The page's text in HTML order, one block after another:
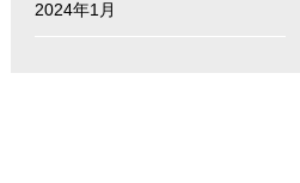
2024年1月